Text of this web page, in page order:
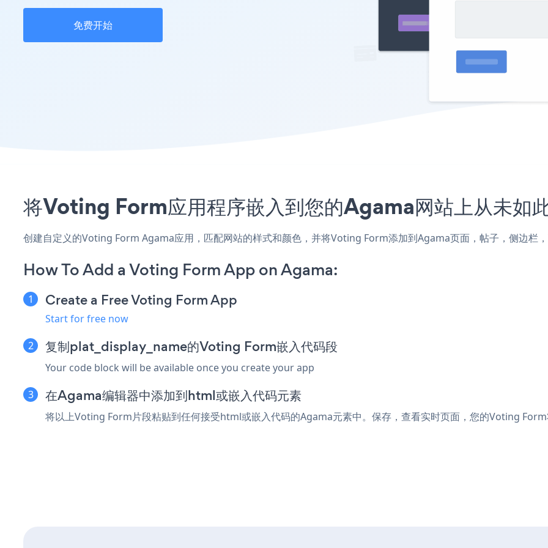
免费开始
将Voting Form应用程序嵌入到您的Agama网站上从未如
创建自定义的Voting Form Agama应用，匹配网站的样式和颜色，并将Voting Form添加到Agama页面，帖子，侧边栏，
How To Add a Voting Form App on Agama:
Create a Free Voting Form App
Start for free now
复制plat_display_name的Voting Form嵌入代码段
Your code block will be available once you create your app
在Agama编辑器中添加到html或嵌入代码元素
将以上Voting Form片段粘贴到任何接受html或嵌入代码的Agama元素中。保存，查看实时页面，您的Voting Form